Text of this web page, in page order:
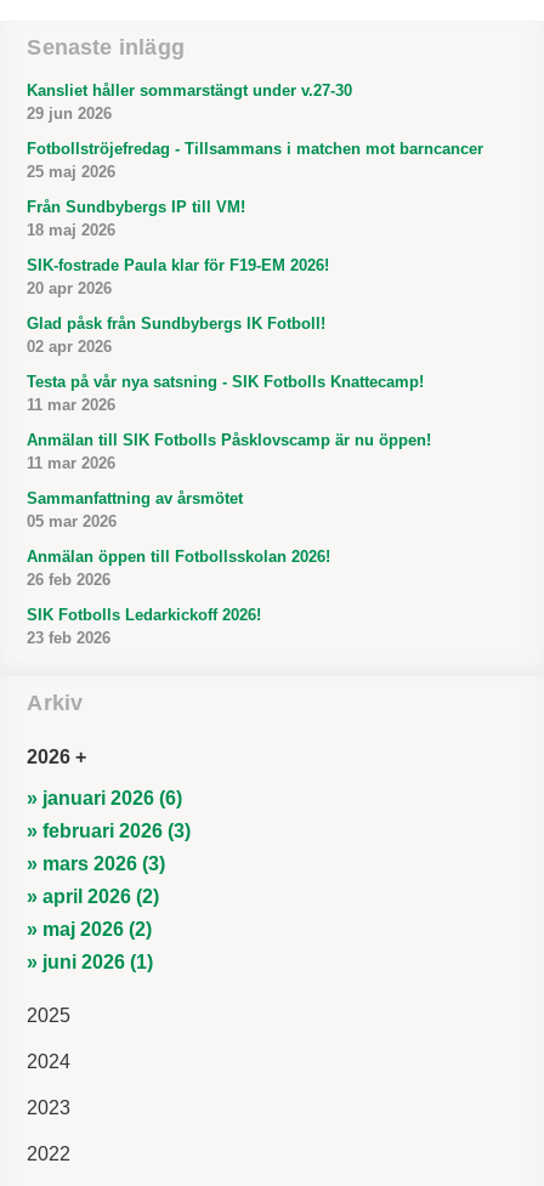
Senaste inlägg
Kansliet håller sommarstängt under v.27-30
29 jun 2026
Fotbollströjefredag - Tillsammans i matchen mot barncancer
25 maj 2026
Från Sundbybergs IP till VM!
18 maj 2026
SIK-fostrade Paula klar för F19-EM 2026!
20 apr 2026
Glad påsk från Sundbybergs IK Fotboll!
02 apr 2026
Testa på vår nya satsning - SIK Fotbolls Knattecamp!
11 mar 2026
Anmälan till SIK Fotbolls Påsklovscamp är nu öppen!
11 mar 2026
Sammanfattning av årsmötet
05 mar 2026
Anmälan öppen till Fotbollsskolan 2026!
26 feb 2026
SIK Fotbolls Ledarkickoff 2026!
23 feb 2026
Arkiv
2026
» januari 2026 (6)
» februari 2026 (3)
» mars 2026 (3)
» april 2026 (2)
» maj 2026 (2)
» juni 2026 (1)
2025
2024
2023
2022